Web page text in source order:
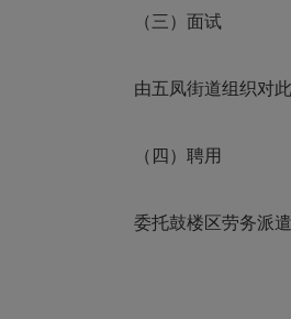
（三）面试
由五凤街道组织对此
（四）聘用
委托鼓楼区劳务派遣